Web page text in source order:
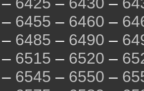
– 6455 – 6460 –
– 6485 – 6490 –
– 6515 – 6520 –
– 6545 – 6550 –